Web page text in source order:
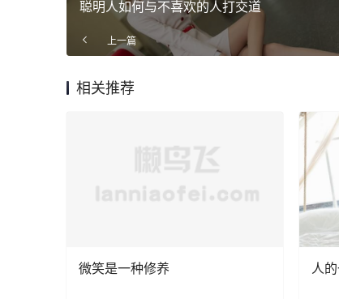
聪明人如何与不喜欢的人打交道
上一篇
相关推荐
微笑是一种修养 人